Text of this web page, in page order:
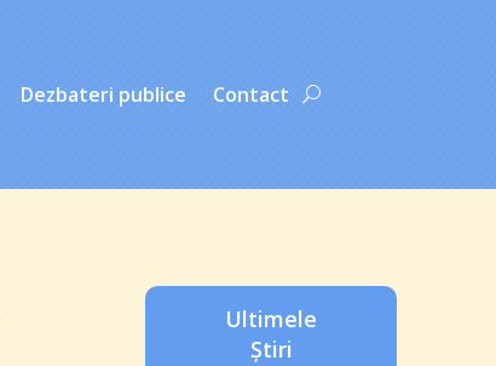
Dezbateri publice Contact
Ultimele
Știri